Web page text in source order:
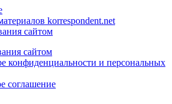
korrespondent.net
сайтом
сайтом
конфиденциальности и персональных
соглашение